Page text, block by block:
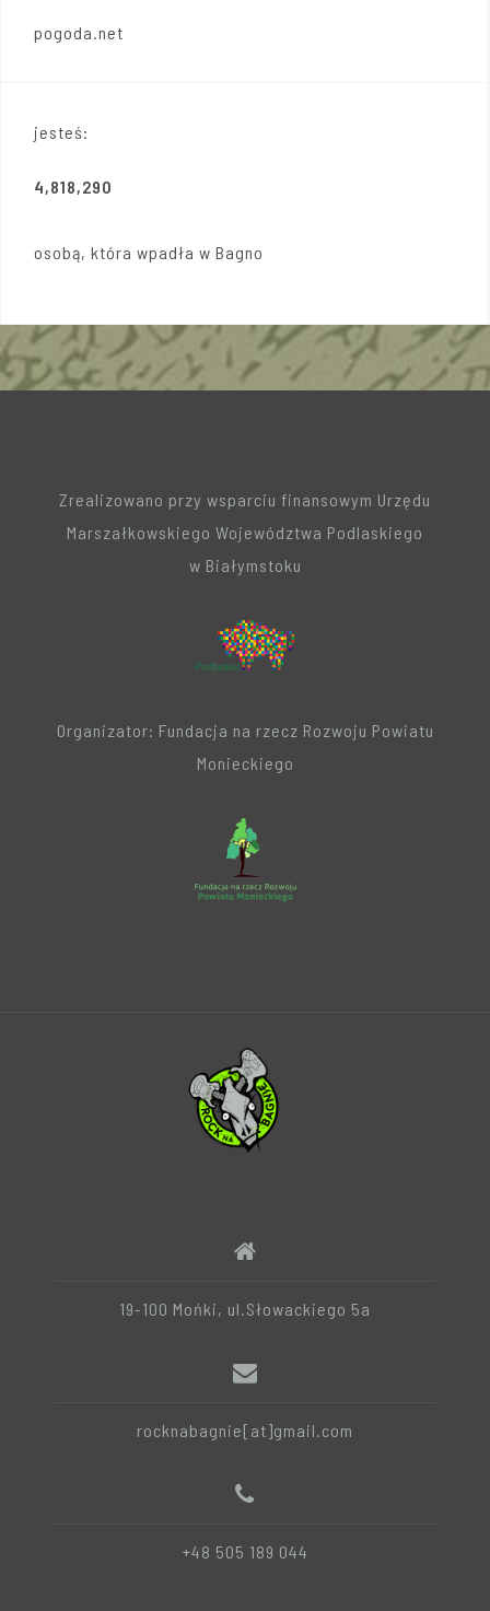
pogoda.net
jesteś:
4,818,290
osobą, która wpadła w Bagno
Zrealizowano przy wsparciu finansowym Urzędu
Marszałkowskiego Województwa Podlaskiego
w Białymstoku
Organizator: Fundacja na rzecz Rozwoju Powiatu
Monieckiego
19-100 Mońki, ul.Słowackiego 5a
rocknabagnie[at]gmail.com
+48 505 189 044